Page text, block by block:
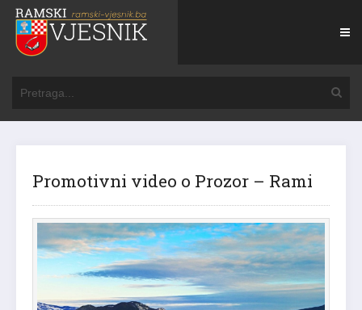
Promotivni video o Prozor – Rami